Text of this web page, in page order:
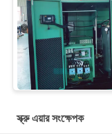
স্ক্রু এয়ার সংক্ষেপক